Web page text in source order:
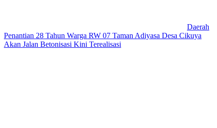
Daerah
Penantian 28 Tahun Warga RW 07 Taman Adiyasa Desa Cikuya
Akan Jalan Betonisasi Kini Terealisasi